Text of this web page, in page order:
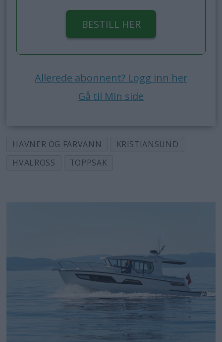
BESTILL HER
Allerede abonnent? Logg inn her
Gå til Min side
HAVNER OG FARVANN
KRISTIANSUND
HVALROSS
TOPPSAK